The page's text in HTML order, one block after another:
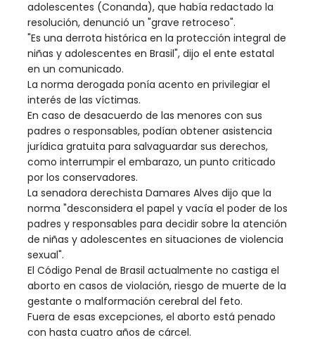
adolescentes (Conanda), que había redactado la
resolución, denunció un "grave retroceso".
"Es una derrota histórica en la protección integral de
niñas y adolescentes en Brasil", dijo el ente estatal
en un comunicado.
La norma derogada ponía acento en privilegiar el
interés de las víctimas.
En caso de desacuerdo de las menores con sus
padres o responsables, podían obtener asistencia
jurídica gratuita para salvaguardar sus derechos,
como interrumpir el embarazo, un punto criticado
por los conservadores.
La senadora derechista Damares Alves dijo que la
norma "desconsidera el papel y vacía el poder de los
padres y responsables para decidir sobre la atención
de niñas y adolescentes en situaciones de violencia
sexual".
El Código Penal de Brasil actualmente no castiga el
aborto en casos de violación, riesgo de muerte de la
gestante o malformación cerebral del feto.
Fuera de esas excepciones, el aborto está penado
con hasta cuatro años de cárcel.